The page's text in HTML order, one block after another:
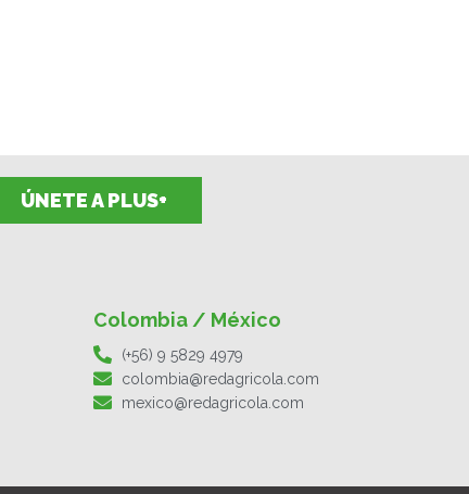
ÚNETE A PLUS+
Colombia / México
(+56) 9 5829 4979
colombia@redagricola.com
mexico@redagricola.com